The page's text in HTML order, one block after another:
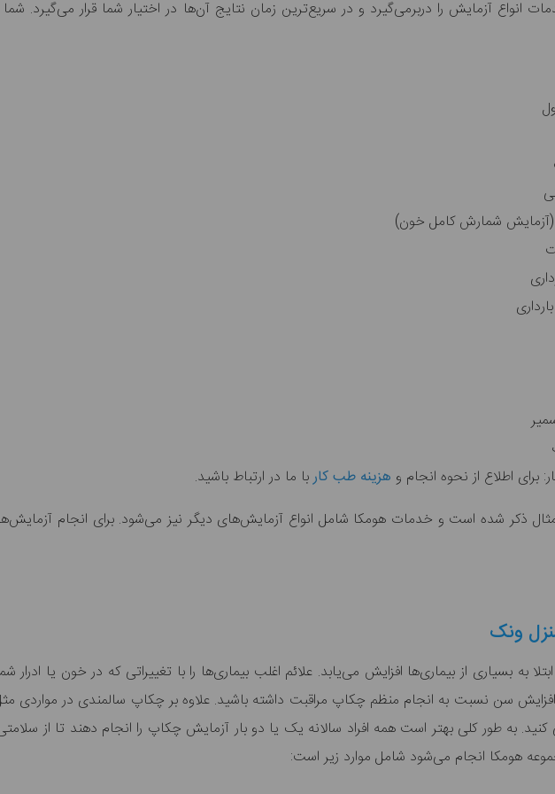
انواع آزمایش را دربرمی‌گیرد و در سریع‌ترین زمان نتایج آن‌ها در اختیار شما قرار می‌گیرد.
اطلاع از نحوه انجام و هزینه طب کاربا ما در ارتباط باشید.
مثال ذکر شده است و خدمات هومکا شامل انواع آزمایش‌های دیگر نیز می‌شود. برای انجام
ونک
به بسیاری از بیماری‌ها افزایش می‌یابد. علائم اغلب بیماری‌ها را با تغییراتی که در خون یا
سن نسبت به انجام منظم چکاپ مراقبت داشته باشید. علاوه بر چکاپ سالمندی در مواردی
به طور کلی بهتر است همه افراد سالانه یک یا دو بار آزمایش چکاپ را انجام دهند تا از
هومکا انجام می‌شود شامل موارد زیر است: